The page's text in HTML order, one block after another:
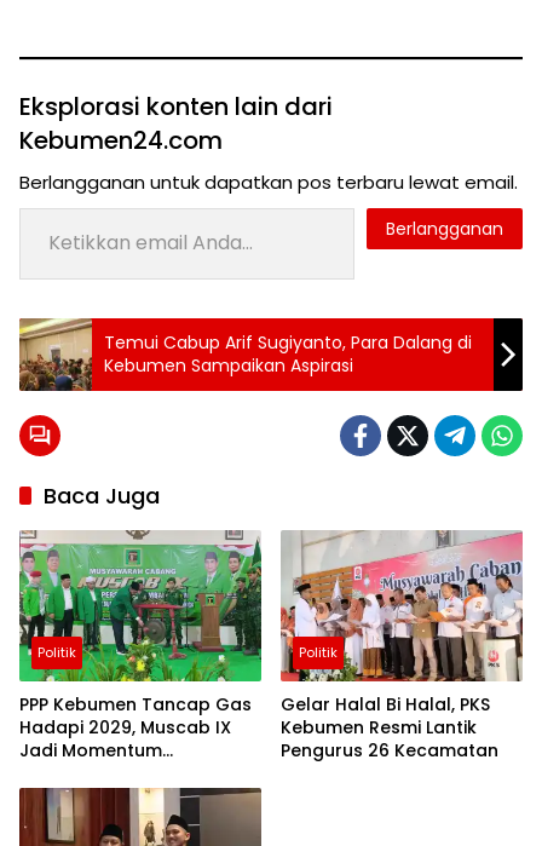
Eksplorasi konten lain dari
Kebumen24.com
Berlangganan untuk dapatkan pos terbaru lewat email.
Ketikkan email Anda...
Berlangganan
Tag:
Jalan
Diaspal
Mulus
Warga
Kalisana
Gelar
Tumpengan
Temui Cabup Arif Sugiyanto, Para Dalang di
Kebumen Sampaikan Aspirasi
Baca Juga
Politik
PPP Kebumen Tancap Gas
Hadapi 2029, Muscab IX
Jadi Momentum
Politik
Gelar Halal Bi Halal, PKS
Kebumen Resmi Lantik
Pengurus 26 Kecamatan